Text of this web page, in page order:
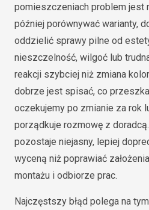
pomieszczeniach problem jest
później porównywać warianty,
oddzielić sprawy pilne od
nieszczelność, wilgoć lub
reakcji szybciej niż zmiana
dobrze jest spisać, co
oczekujemy po zmianie za rok
porządkuje rozmowę z
pozostaje niejasny, lepiej
wyceną niż poprawiać
montażu i odbiorze prac.
Najczęstszy błąd polega na